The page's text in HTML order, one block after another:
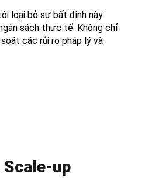
loại bỏ sự bất định này
sách thực tế. Không chỉ
các rủi ro pháp lý và
Scale-up